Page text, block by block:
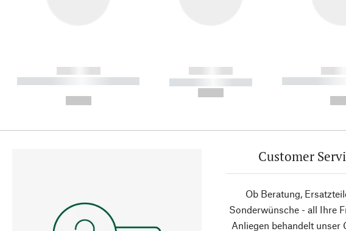
------------
----------- ----------- ----------
------------
----------- -----------
-----------
Customer
Ob Beratung,
Sonderwünsche - all Ihre
Anliegen behandelt unser